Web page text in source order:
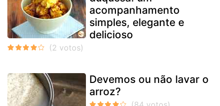
acompanhamento
simples, elegante e
delicioso
Devemos ou não lavar o
arroz?